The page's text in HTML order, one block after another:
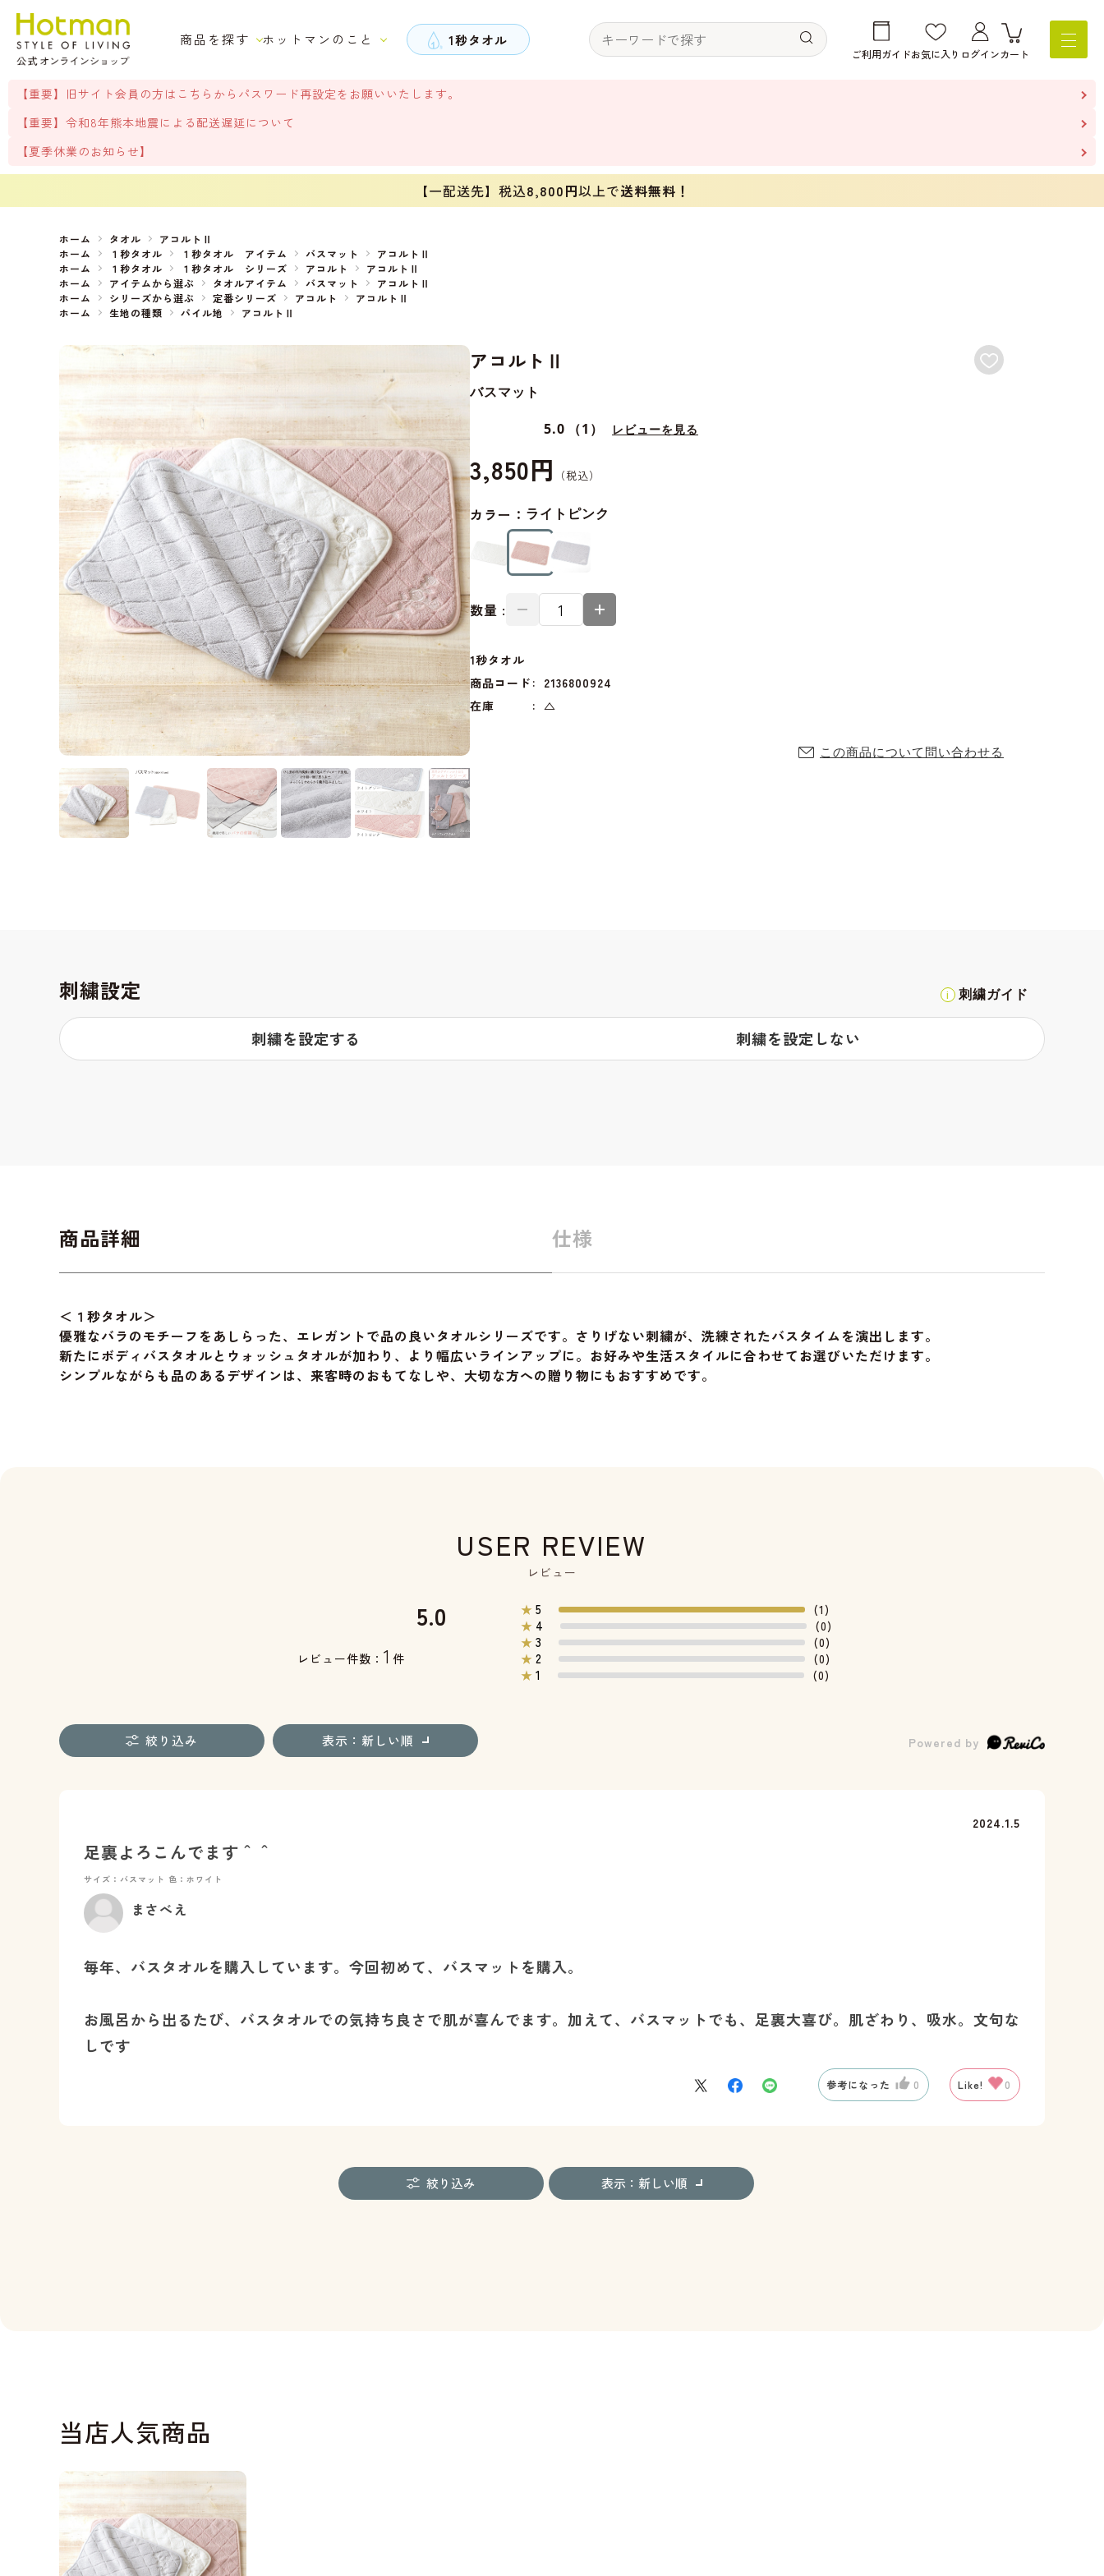
商品を探す ホットマンのこと 1秒タオル
ご利用ガイドお気に入り ログインカート
【重要】旧サイト会員の方はこちらからパスワード再設定をお願いいたします。
【重要】令和8年熊本地震による配送遅延について
【夏季休業のお知らせ】
【一配送先】税込8,800円以上で送料無料！
ホーム タオル
アコルトⅡ
ホーム
１秒タオル １秒タオル アイテム バスマット
アコルトⅡ
ホーム
１秒タオル １秒タオル シリーズ アコルト
アコルトⅡ
ホーム
アイテムから選ぶ タオルアイテム バスマット
アコルトⅡ
ホーム
シリーズから選ぶ 定番シリーズ アコルト
アコルトⅡ
ホーム
生地の種類 パイル地 アコルトⅡ
アコルトⅡ
バスマット
5.0 （1） レビューを見る
3,850円
カラー： ライトピンク
数量 :
1秒タオル
商品コード
2136800924
在庫
△
この商品について問い合わせる
刺繍設定 刺繍ガイド
刺繍を設定する 刺繍を設定しない
商品詳細 仕様
＜１秒タオル＞
優雅なバラのモチーフをあしらった、エレガントで品の良いタオルシリーズです。さりげない刺繍が、洗練されたバスタイムを演出します。
新たにボディバスタオルとウォッシュタオルが加わり、より幅広いラインアップに。お好みや生活スタイルに合わせてお選びいただけます。
シンプルながらも品のあるデザインは、来客時のおもてなしや、大切な方への贈り物にもおすすめです。
USER REVIEW
レビュー
5.0
レビュー件数： 1 件
★ 5
(1)
★ 4
(0)
★ 3
(0)
★ 2
(0)
★ 1 (0)
絞り込み 表示：新しい順
2024.1.5
足裏よろこんでます＾＾
サイズ：バスマット 色：ホワイト
まさべえ
毎年、バスタオルを購入しています。今回初めて、バスマットを購入。
お風呂から出るたび、バスタオルでの気持ち良さで肌が喜んでます。加えて、バスマットでも、足裏大喜び。肌ざわり、吸水。文句な
しです
参考になった 0 Like! 0
絞り込み 表示：新しい順
当店人気商品